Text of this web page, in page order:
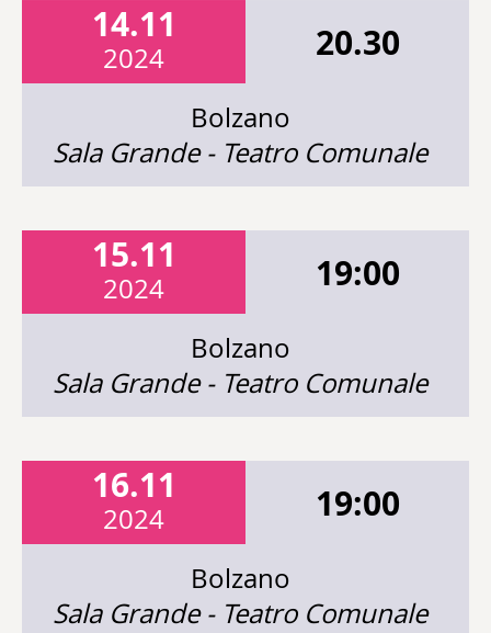
14.11
2024 20.30
Bolzano
Sala Grande - Teatro Comunale
15.11
2024 19:00
Bolzano
Sala Grande - Teatro Comunale
16.11
2024 19:00
Bolzano
Sala Grande - Teatro Comunale